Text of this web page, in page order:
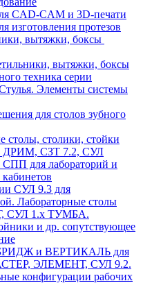
CAD-CAM и 3D-печати
изготовления протезов
вытяжки, боксы
вытяжки, боксы
техника серии
Элементы системы
для столов зубного
столы, столики, стойки
ДРИМ, СЗТ 7.2, СУЛ
для лабораторий и
СУЛ 9.3 для
Лабораторные столы
СУЛ 1.х ТУМБА.
и др. сопутствующее
и ВЕРТИКАЛЬ для
ЭЛЕМЕНТ, СУЛ 9.2.
конфигурации рабочих